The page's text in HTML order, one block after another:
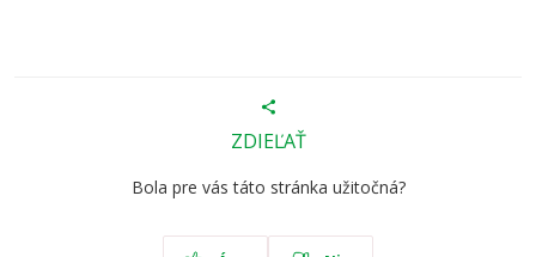
ZDIEĽAŤ
Bola pre vás táto stránka užitočná?